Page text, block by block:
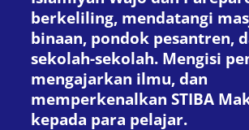
berkeliling, mendatangi
binaan, pondok pesantren,
sekolah-sekolah. Mengisi
mengajarkan ilmu, dan
memperkenalkan STIBA
kepada para pelajar.